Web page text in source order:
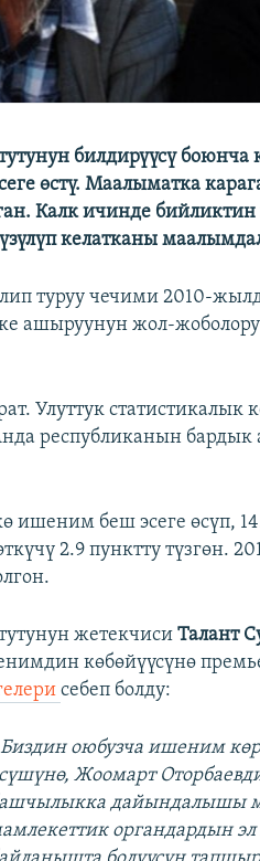
билдирүүсү боюнча
өстү. Маалыматка
Калк ичинде
келатканы
туруу чечими 2010-
ашыруунун жол-
Улуттук статистикалык
республиканын бардык
беш эсеге өсүп,
2.9 пунктту түзгөн.
жетекчисиТалант
көбөйүүсүнө
себеп болду:​
оюбузча ишеним
Жоомарт
дайындалышы
органдардын эл